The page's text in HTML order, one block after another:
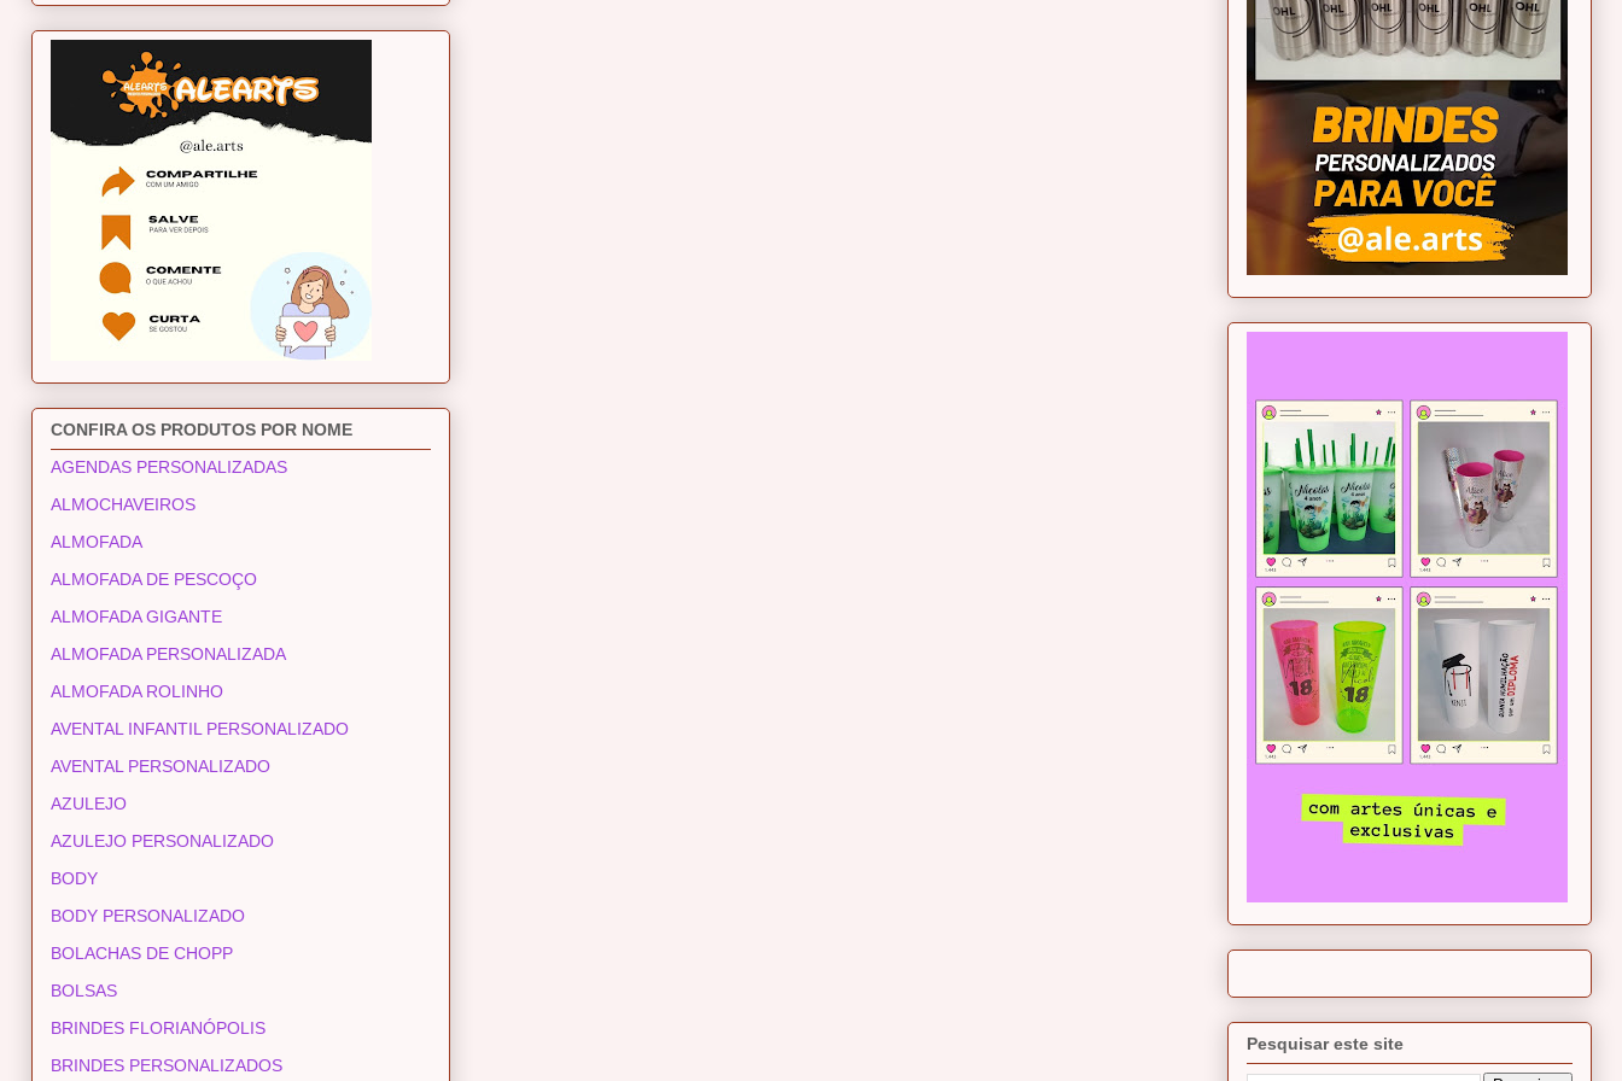
CONFIRA OS PRODUTOS POR NOME
AGENDAS PERSONALIZADAS
ALMOCHAVEIROS
ALMOFADA
ALMOFADA DE PESCOÇO
ALMOFADA GIGANTE
ALMOFADA PERSONALIZADA
ALMOFADA ROLINHO
AVENTAL INFANTIL PERSONALIZADO
AVENTAL PERSONALIZADO
AZULEJO
AZULEJO PERSONALIZADO
BODY
BODY PERSONALIZADO
BOLACHAS DE CHOPP
BOLSAS
BRINDES FLORIANÓPOLIS
BRINDES PERSONALIZADOS
Pesquisar este site